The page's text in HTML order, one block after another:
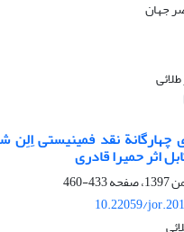
نقد فمینیستی اِلِن
اثر حمیرا قادری
433-460
10.22059/